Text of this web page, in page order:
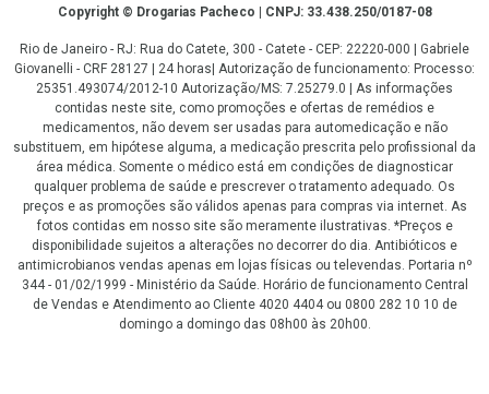
CopyrightCopyright © Drogarias Pacheco | CNPJ: 33.438.250/0187-08
Rio de Janeiro - RJ: Rua do Catete, 300 - Catete - CEP: 22220-000 | Gabriele
Giovanelli - CRF 28127 | 24 horas| Autorização de funcionamento: Processo:
25351.493074/2012-10 Autorização/MS: 7.25279.0 | As informações
contidas neste site, como promoções e ofertas de remédios e
medicamentos, não devem ser usadas para automedicação e não
substituem, em hipótese alguma, a medicação prescrita pelo profissional da
área médica. Somente o médico está em condições de diagnosticar
qualquer problema de saúde e prescrever o tratamento adequado. Os
preços e as promoções são válidos apenas para compras via internet. As
fotos contidas em nosso site são meramente ilustrativas. *Preços e
disponibilidade sujeitos a alterações no decorrer do dia. Antibióticos e
antimicrobianos vendas apenas em lojas físicas ou televendas. Portaria nº
344 - 01/02/1999 - Ministério da Saúde. Horário de funcionamento Central
de Vendas e Atendimento ao Cliente 4020 4404 ou 0800 282 10 10 de
domingo a domingo das 08h00 às 20h00.